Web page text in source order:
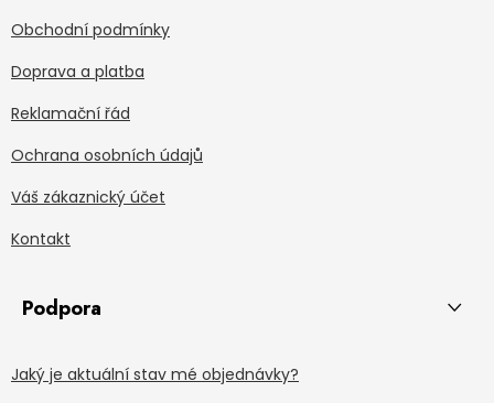
Obchodní podmínky
Doprava a platba
Reklamační řád
Ochrana osobních údajů
Váš zákaznický účet
Kontakt
Podpora
Jaký je aktuální stav mé objednávky?